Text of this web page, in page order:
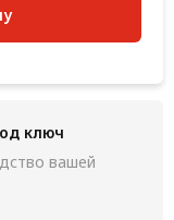
ключ
вашей